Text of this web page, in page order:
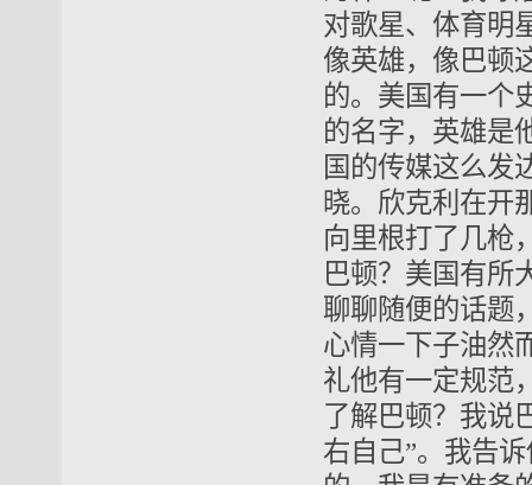
对歌星、体育明
像英雄，像巴顿
的。美国有一个
的名字，英雄是
国的传媒这么发
晓。欣克利在开
向里根打了几枪
巴顿？美国有所
聊聊随便的话题
心情一下子油然
礼他有一定规范
了解巴顿？我说
右自己”。我告